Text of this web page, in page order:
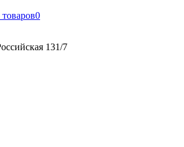
0
131/7